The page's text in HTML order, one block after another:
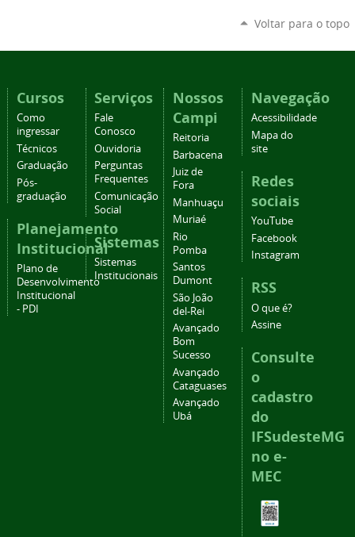
Voltar para o topo
Cursos
Como
ingressar
Técnicos
Graduação
Pós-
graduação
Planejamento
Institucional
Plano de
Desenvolvimento
Institucional
- PDI
Serviços
Fale
Conosco
Ouvidoria
Perguntas
Frequentes
Comunicação
Social
Sistemas
Sistemas
Institucionais
Nossos
Campi
Reitoria
Barbacena
Juiz de
Fora
Manhuaçu
Muriaé
Rio
Pomba
Santos
Dumont
São João
del-Rei
Avançado
Bom
Sucesso
Avançado
Cataguases
Avançado
Ubá
Navegação
Acessibilidade
Mapa do
site
Redes
sociais
YouTube
Facebook
Instagram
RSS
O que é?
Assine
Consulte
o
cadastro
do
IFSudesteMG
no e-
MEC